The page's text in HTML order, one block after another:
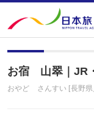
お宿 山翠｜JR
おやど さんすい [長野県